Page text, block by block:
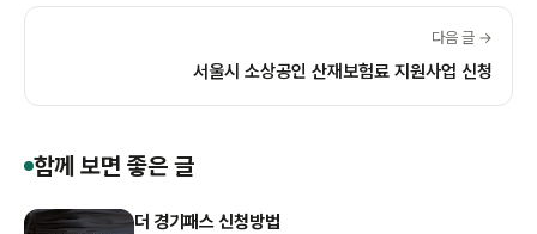
다음 글 →
서울시 소상공인 산재보험료 지원사업 신청
함께 보면 좋은 글
더 경기패스 신청방법